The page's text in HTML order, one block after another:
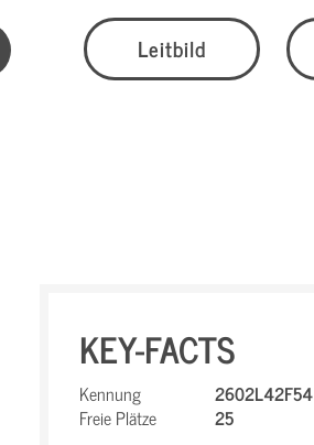
Leitbild
KEY-FACTS
Kennung
2602L42F54
Freie Plätze
25